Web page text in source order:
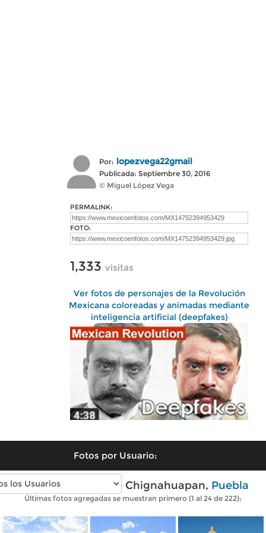
Por: lopezvega22gmail
Publicada: Septiembre 30, 2016
© Miguel López Vega
PERMALINK:
FOTO:
1,333 visitas
Ver fotos de personajes de la Revolución
Mexicana coloreadas y animadas mediante
inteligencia artificial (deepfakes)
Fotos por Usuario:
Fotos modernas de Chignahuapan, Puebla
Últimas fotos agregadas se muestran primero (1 al 24 de 222):